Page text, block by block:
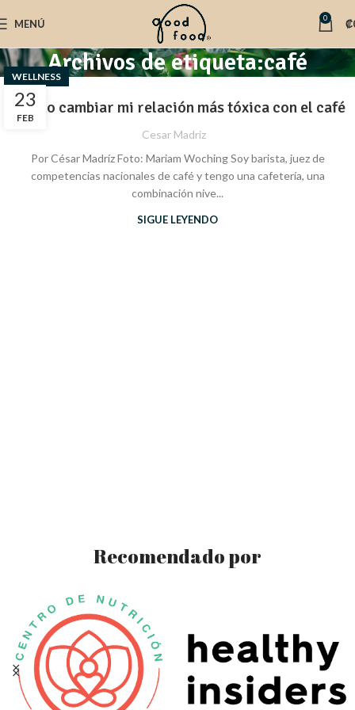
MENÚ 0 ₡
Archivos de etiqueta:café
23
FEB
WELLNESS
¿Cómo cambiar mi relación más tóxica con el café
Cesar Madriz
Por César Madríz Foto: Mariam Woching Soy barista, juez de
competencias nacionales de café y tengo una cafetería, una
combinación nive...
SIGUE LEYENDO
Recomendado por